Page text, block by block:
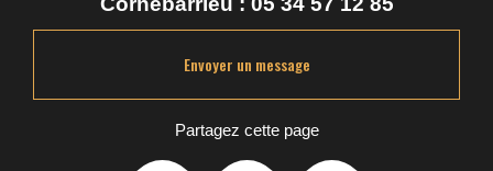
Envoyer un message
Partagez cette page